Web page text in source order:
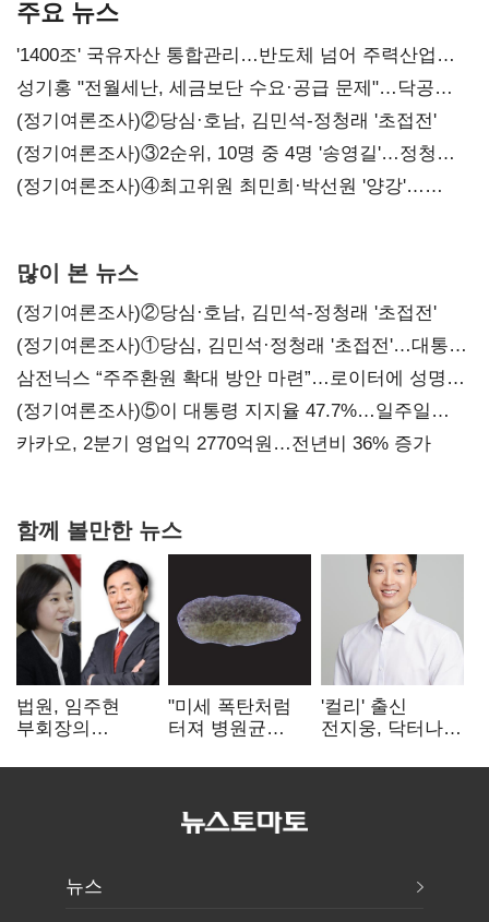
주요 뉴스
'1400조' 국유자산 통합관리…반도체 넘어 주력산업
구조혁신
성기홍 "전월세난, 세금보단 수요·공급 문제"…닥공
시사
(정기여론조사)②당심·호남, 김민석-정청래 '초접전'
(정기여론조사)③2순위, 10명 중 4명 '송영길'…정청래
'한 자릿수'
(정기여론조사)④최고위원 최민희·박선원 '양강'…
많이 본 뉴스
(정기여론조사)②당심·호남, 김민석-정청래 '초접전'
(정기여론조사)①당심, 김민석·정청래 '초접전'…대통령
지지도 '50% 아래로'(종합)
삼전닉스 “주주환원 확대 방안 마련”…로이터에 성명
보내
(정기여론조사)⑤이 대통령 지지율 47.7%…일주일
만에 다시 40%대
카카오, 2분기 영업익 2770억원…전년비 36% 증가
함께 볼만한 뉴스
법원, 임주현
부회장의
주식 가압류 결정
"미세 폭탄처럼
터져 병원균
'컬리' 출신
전지웅, 닥터나우
뉴스